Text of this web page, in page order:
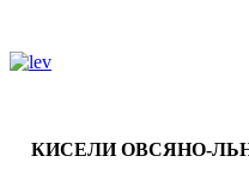
КИСЕЛИ ОВСЯНО-